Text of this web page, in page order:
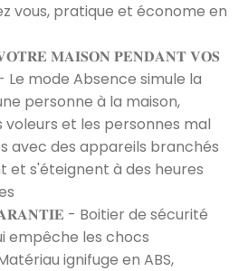
vous, pratique et économe en
𝐌𝐀𝐈𝐒𝐎𝐍 𝐏𝐄𝐍𝐃𝐀𝐍𝐓 𝐕𝐎𝐒
mode Absence simule la
personne à la maison,
voleurs et les personnes mal
avec des appareils branchés
et s'éteignent à des heures
- Boitier de sécurité
empêche les chocs
ignifuge en ABS,